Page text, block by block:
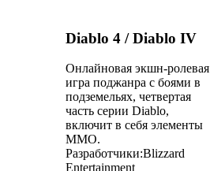
Diablo 4 / Diablo IV
Онлайновая экшн-ролевая
игра поджанра с боями в
подземельях, четвертая
часть серии Diablo,
включит в себя элементы
MMO.
Разработчики:Blizzard
Entertainment